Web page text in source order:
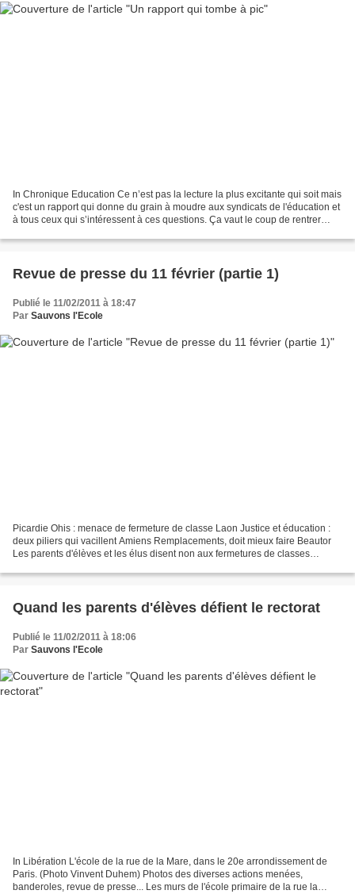
In Chronique Education Ce n’est pas la lecture la plus excitante qui soit mais
c'est un rapport qui donne du grain à moudre aux syndicats de l'éducation et
à tous ceux qui s’intéressent à ces questions. Ça vaut le coup de rentrer
Revue de presse du 11 février (partie 1)
Publié le 11/02/2011 à 18:47
Par Sauvons l'Ecole
Picardie Ohis : menace de fermeture de classe Laon Justice et éducation :
deux piliers qui vacillent Amiens Remplacements, doit mieux faire Beautor
Les parents d'élèves et les élus disent non aux fermetures de classes
Quand les parents d'élèves défient le rectorat
Publié le 11/02/2011 à 18:06
Par Sauvons l'Ecole
In Libération L'école de la rue de la Mare, dans le 20e arrondissement de
Paris. (Photo Vinvent Duhem) Photos des diverses actions menées,
banderoles, revue de presse... Les murs de l'école primaire de la rue la